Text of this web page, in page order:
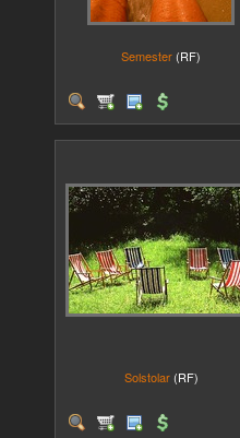
Semester (RF)
Solstolar (RF)